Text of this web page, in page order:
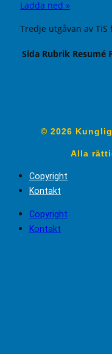
Ladda ned »
Tredje utgåvan av TiS
Sida Rubrik Resumé
© 2026
Alla
Copyright
Kontakt
Copyright
Kontakt